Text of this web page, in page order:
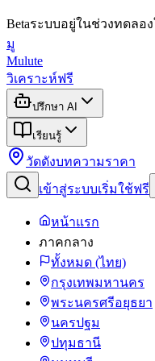
Betaระบบอยู่ในช่วงทดลอ
มู
Mulute
วิเคราะห์ฟรี
ปรึกษา AI
เรียนรู้
วัดดังบทความราคา
เข้าสู่ระบบเริ่มใช้ฟรี
หน้าแรก
ภาคกลาง
ทั้งหมด (ไทย)
กรุงเทพมหานคร
พระนครศรีอยุธยา
นครปฐม
ปทุมธานี